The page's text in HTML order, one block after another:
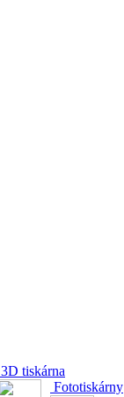
3D tiskárna
Fototiskárny